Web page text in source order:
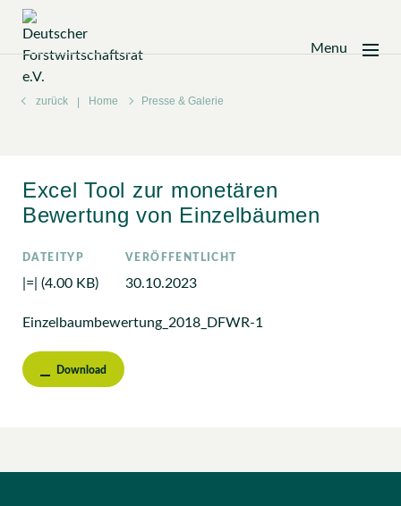
Zum
Inhalt
springen
Menu
zurück Home Presse & Galerie
Excel Tool zur monetären
Bewertung von Einzelbäumen
Einzelbaumbewertung_2018_DFWR-1
Download
DATEITYP
|=| (4.00 KB)
VERÖFFENTLICHT
30.10.2023